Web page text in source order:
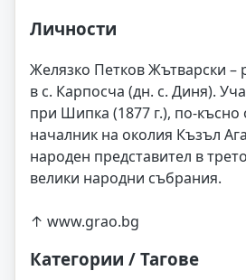
Личности
Желязко Петков Жътварски –
в с. Карпосча (дн. с. Диня).
при Шипка (1877 г.), по-късно
началник на околия Къзъл
народен представител в
велики народни събрания.
↑ www.grao.bg
Категории / Тагове